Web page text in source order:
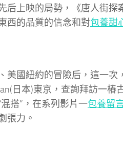
后上映的局勢，《唐人街探
西的品質的信念和對包養甜
國紐約的冒險后，這一次
日本)東京，查詢拜訪一樁
搭”，在系列影片一包養留
張力。